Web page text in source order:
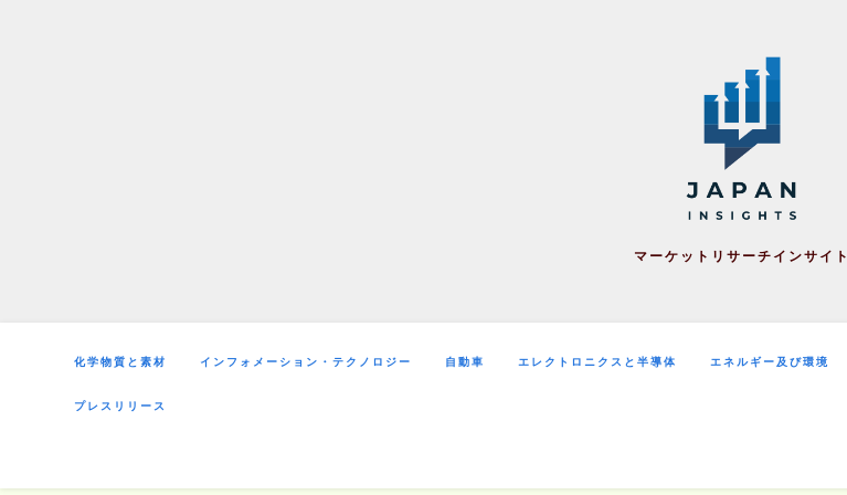
マーケットリサーチインサイト
化学物質と素材 インフォメーション・テクノロジー 自動車 エレクトロニクスと半導体 エネルギー及び環境
プレスリリース